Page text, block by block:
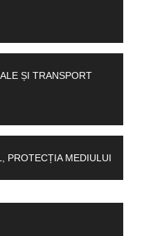
ȘI TRANSPORT
PROTECȚIA MEDIULUI